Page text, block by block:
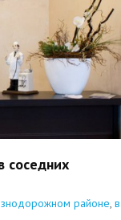
соседних
районе,в